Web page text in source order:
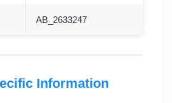
AB_2633247
Information